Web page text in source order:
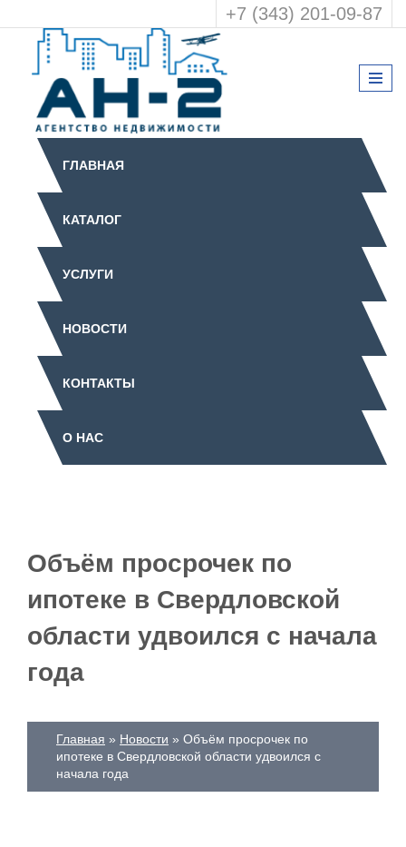
+7 (343) 201-09-87
ГЛАВНАЯ
КАТАЛОГ
УСЛУГИ
НОВОСТИ
КОНТАКТЫ
О НАС
Объём просрочек по
ипотеке в Свердловской
области удвоился с начала
года
Главная Новости
Объём просрочек по
ипотеке в Свердловской области удвоился с
начала года